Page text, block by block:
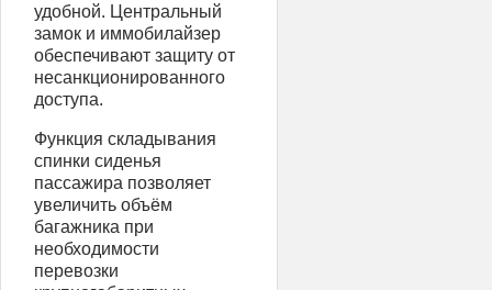
удобной. Центральный
замок и иммобилайзер
обеспечивают защиту от
несанкционированного
доступа.
Функция складывания
спинки сиденья
пассажира позволяет
увеличить объём
багажника при
необходимости
перевозки